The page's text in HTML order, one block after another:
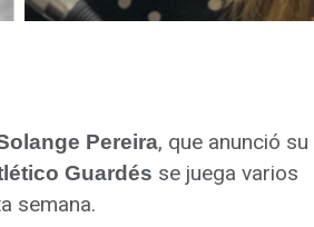
Pereira, que anunció su
Guardés se juega varios
semana.